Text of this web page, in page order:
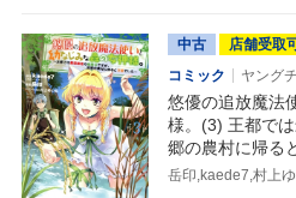
中古
店舗受取
コミック
ヤング
悠優の追放魔法
様。(3) 王都で
郷の農村に帰る
オンC
岳印,kaede7,村上